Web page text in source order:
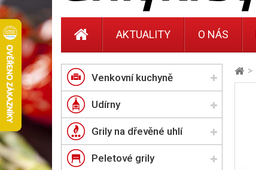
>
Venkovní kuchyně
Udírny
Grily na dřevěné uhlí
Peletové grily
AKTUALITY O NÁS